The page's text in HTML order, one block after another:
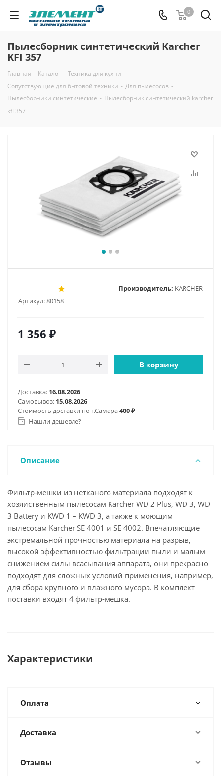
0
Пылесборник синтетический Karcher
KFI 357
Главная - Каталог - Техника для кухни -
Сопутствующие для бытовой техники - Для пылесосов -
Пылесборники синтетические - Пылесборник синтетический karcher
kfi 357
Артикул:80158
Производитель: KARCHER
1 356 ₽
В корзину
Доставка: 16.08.2026
Самовывоз: 15.08.2026
Стоимость доставки по г.Самара400 ₽
Нашли дешевле?
Описание
Фильтр-мешки из нетканого материала подходят к
хозяйственным пылесосам Kärcher WD 2 Plus, WD 3, WD
3 Battery и KWD 1 – KWD 3, а также к моющим
пылесосам Kärcher SE 4001 и SE 4002. Впечатляющие
экстремальной прочностью материала на разрыв,
высокой эффективностью фильтрации пыли и малым
снижением силы всасывания аппарата, они прекрасно
подходят для сложных условий применения, например,
для сбора крупного и влажного мусора. В комплект
поставки входят 4 фильтр-мешка.
Характеристики
Оплата
Доставка
Отзывы